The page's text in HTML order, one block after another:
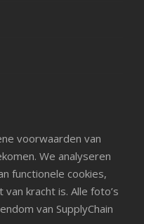
voorwaarden van
We analyseren
functionele cookies,
van kracht is. Alle foto’s
van SupplyChain